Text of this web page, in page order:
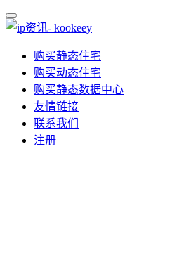
购买静态住宅
购买动态住宅
购买静态数据中心
友情链接
联系我们
注册